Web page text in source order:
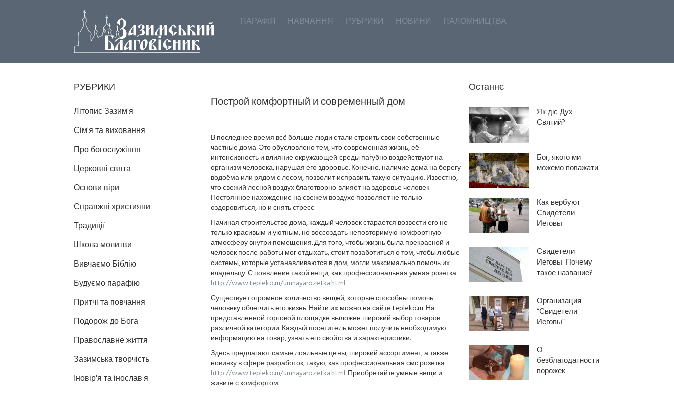
ПАРАФІЯ НАВЧАННЯ РУБРИКИ НОВИНИ ПАЛОМНИЦТВА
Построй комфортный и современный дом
В последнее время всё больше люди стали строить свои собственные
частные дома. Это обусловлено тем, что современная жизнь, её
интенсивность и влияние окружающей среды пагубно воздействуют на
организм человека, нарушая его здоровье. Конечно, наличие дома на берегу
водоёма или рядом с лесом, позволит исправить такую ситуацию. Известно,
что свежий лесной воздух благотворно влияет на здоровье человек.
Постоянное нахождение на свежем воздухе позволяет не только
оздоровиться, но и снять стресс.
Начиная строительство дома, каждый человек старается возвести его не
только красивым и уютным, но воссоздать неповторимую комфортную
атмосферу внутри помещения. Для того, чтобы жизнь была прекрасной и
человек после работы мог отдыхать, стоит позаботиться о том, чтобы любые
системы, которые устанавливаются в дом, могли максимально помочь их
владельцу. С появление такой вещи, как профессиональная умная розетка
http://www.tepleko.ru/umnayarozetka.html
Существует огромное количество вещей, которые способны помочь
человеку облегчить его жизнь. Найти их можно на сайте tepleko.ru. На
представленной торговой площадке выложен широкий выбор товаров
различной категории. Каждый посетитель может получить необходимую
информацию на товар, узнать его свойства и характеристики.
Здесь предлагают самые лояльные цены, широкий ассортимент, а также
новинку в сфере разработок, такую, как профессиональная смс розетка
http://www.tepleko.ru/umnayarozetka.html. Приобретайте умные вещи и
живите с комфортом.
РУБРИКИ
Літопис Зазим'я
Сім'я та виховання
Про богослужіння
Церковні свята
Основи віри
Справжні християни
Традиції
Школа молитви
Вивчаємо Біблію
Будуємо парафію
Притчі та повчання
Подорож до Бога
Православне життя
Зазимська творчість
Іновір'я та інослав'я
Останнє
Як діє Дух
Святий?
Бог, якого ми
можемо поважати
Как вербуют
Свидетели
Иеговы
Свидетели
Иеговы. Почему
такое название?
Организация
“Свидетели
Иеговы”
О
безблагодатности
ворожек